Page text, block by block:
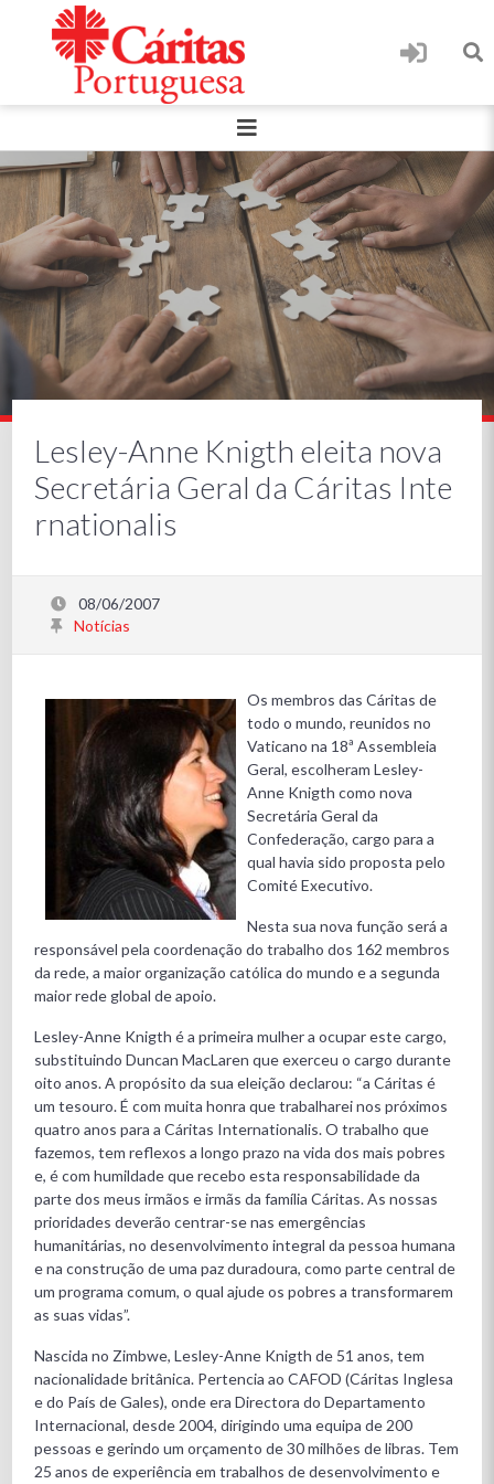
Lesley-Anne Knigth eleita nova
Secretária Geral da Cáritas Inte
rnationalis
08/06/2007
Notícias
Os membros das Cáritas de
todo o mundo, reunidos no
Vaticano na 18ª Assembleia
Geral, escolheram Lesley-
Anne Knigth como nova
Secretária Geral da
Confederação, cargo para a
qual havia sido proposta pelo
Comité Executivo.
Nesta sua nova função será a
responsável pela coordenação do trabalho dos 162 membros
da rede, a maior organização católica do mundo e a segunda
maior rede global de apoio.
Lesley-Anne Knigth é a primeira mulher a ocupar este cargo,
substituindo Duncan MacLaren que exerceu o cargo durante
oito anos. A propósito da sua eleição declarou: “a Cáritas é
um tesouro. É com muita honra que trabalharei nos próximos
quatro anos para a Cáritas Internationalis. O trabalho que
fazemos, tem reflexos a longo prazo na vida dos mais pobres
e, é com humildade que recebo esta responsabilidade da
parte dos meus irmãos e irmãs da família Cáritas. As nossas
prioridades deverão centrar-se nas emergências
humanitárias, no desenvolvimento integral da pessoa humana
e na construção de uma paz duradoura, como parte central de
um programa comum, o qual ajude os pobres a transformarem
as suas vidas”.
Nascida no Zimbwe, Lesley-Anne Knigth de 51 anos, tem
nacionalidade britânica. Pertencia ao CAFOD (Cáritas Inglesa
e do País de Gales), onde era Directora do Departamento
Internacional, desde 2004, dirigindo uma equipa de 200
pessoas e gerindo um orçamento de 30 milhões de libras. Tem
25 anos de experiência em trabalhos de desenvolvimento e